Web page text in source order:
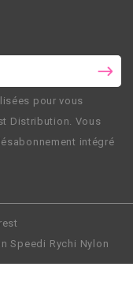
pour vous
Distribution. Vous
intégré
Speedi Rychi Nylon